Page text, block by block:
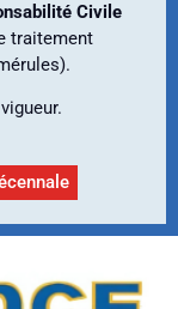
Civile
traitement